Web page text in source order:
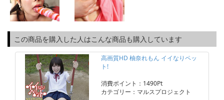
この商品を購入した人はこんな商品も購入しています
高画質HD 柚奈れもん イイなりペッ
ト!
消費ポイント：1490Pt
カテゴリー：マルスプロジェクト